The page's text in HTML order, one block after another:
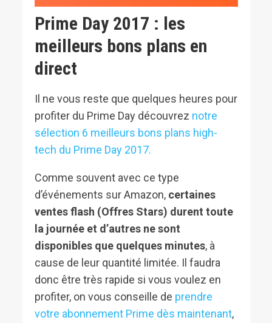
Prime Day 2017 : les
meilleurs bons plans en
direct
Il ne vous reste que quelques heures pour
profiter du Prime Day découvrez notre
sélection 6 meilleurs bons plans high-
tech du Prime Day 2017.
Comme souvent avec ce type
d’événements sur Amazon, certaines
ventes flash (Offres Stars) durent toute
la journée et d’autres ne sont
disponibles que quelques minutes, à
cause de leur quantité limitée. Il faudra
donc être très rapide si vous voulez en
profiter, on vous conseille de prendre
votre abonnement Prime dès maintenant,